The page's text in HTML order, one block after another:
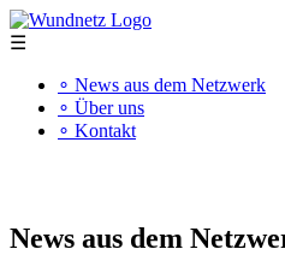
☰
∘ News aus dem Netzwerk
∘ Über uns
∘ Kontakt
News aus dem